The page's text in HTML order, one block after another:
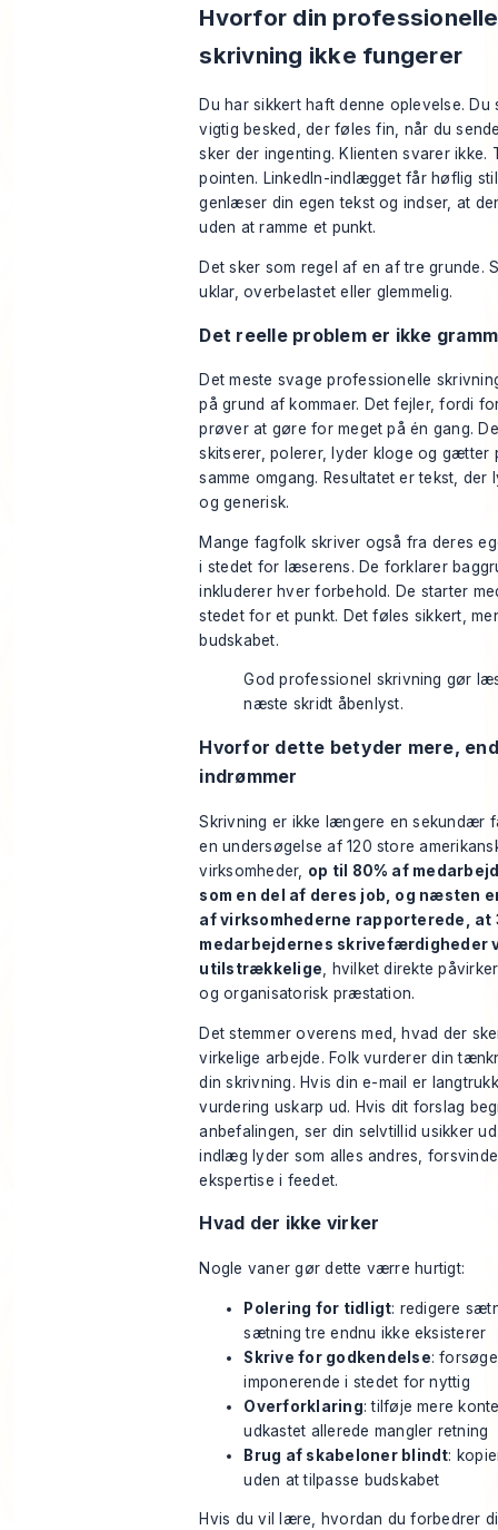
Hvorfor din professionelle
skrivning ikke fungerer
Du har sikkert haft denne oplevelse. Du
vigtig besked, der føles fin, når du
sker der ingenting. Klienten svarer ikke.
pointen. LinkedIn-indlægget får høflig
genlæser din egen tekst og indser, at
uden at ramme et punkt.
Det sker som regel af en af tre grunde.
uklar, overbelastet eller glemmelig.
Det reelle problem er ikke
Det meste svage professionelle
på grund af kommaer. Det fejler, fordi
prøver at gøre for meget på én gang.
skitserer, polerer, lyder kloge og gætter
samme omgang. Resultatet er tekst, der
og generisk.
Mange fagfolk skriver også fra deres
i stedet for læserens. De forklarer
inkluderer hver forbehold. De starter
stedet for et punkt. Det føles sikkert,
budskabet.
God professionel skrivning gør
næste skridt åbenlyst.
Hvorfor dette betyder mere,
indrømmer
Skrivning er ikke længere en sekundær
enundersøgelse af 120 store
virksomheder, op til 80% af
som en del af deres job, og næsten
af virksomhederne rapporterede, at
medarbejdernes skrivefærdigheder
utilstrækkelige , hvilket direkte
og organisatorisk præstation.
Det stemmer overens med, hvad der
virkelige arbejde. Folk vurderer din
din skrivning. Hvis din e-mail er
vurdering uskarp ud. Hvis dit forslag
anbefalingen, ser din selvtillid usikker
indlæg lyder som alles andres,
ekspertise i feedet.
Hvad der ikke virker
Nogle vaner gør dette værre hurtigt:
Polering for tidligt: redigere
sætning tre endnu ikke eksisterer
Skrive for godkendelse:
imponerende i stedet for nyttig
Overforklaring: tilføje mere
udkastet allerede mangler retning
Brug af skabeloner blindt:
uden at tilpasse budskabet
Hvis du vil lære, hvordan du forbedrer